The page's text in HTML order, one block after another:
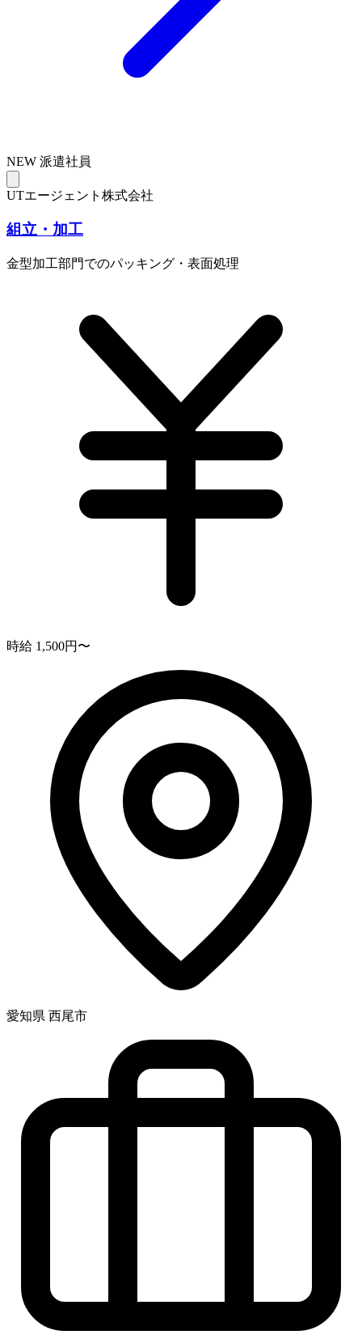
NEW 派遣社員
UTエージェント株式会社
組立・加工
金型加工部門でのパッキング・表面処理
時給 1,500円〜
愛知県 西尾市